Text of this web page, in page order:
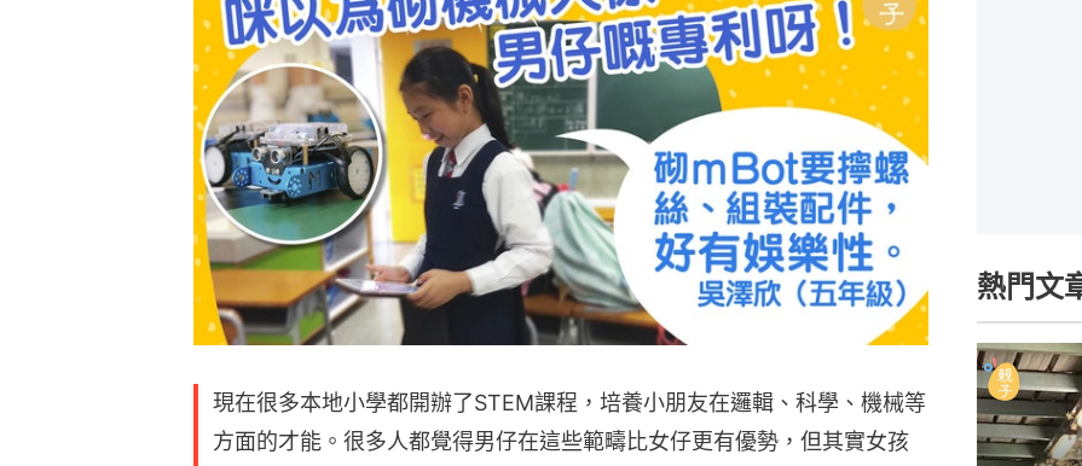
現在很多本地小學都開辦了STEM課程，培養小朋友在邏輯、科學、機械等
方面的才能。很多人都覺得男仔在這些範疇比女仔更有優勢，但其實女孩
熱門文